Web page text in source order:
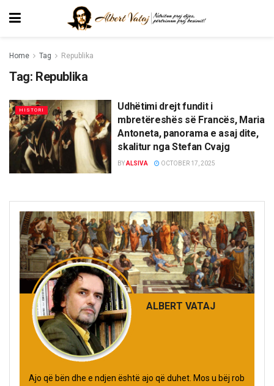
Home Tag Republika
Tag: Republika
HISTORI
Udhëtimi drejt fundit i
mbretëreshës së Francës, Maria
Antoneta, panorama e asaj dite,
skalitur nga Stefan Cvajg
BYALSIVA OCTOBER 17, 2025
ALBERT VATAJ
Ajo që bën dhe e ndjen është ajo që duhet. Mos u bëj rob